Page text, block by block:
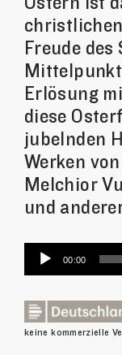
Freude des
Erlösung
diese
jubelnden
Werken
Melchior
und
Audio-
Player
00:00
keine kommerzielle